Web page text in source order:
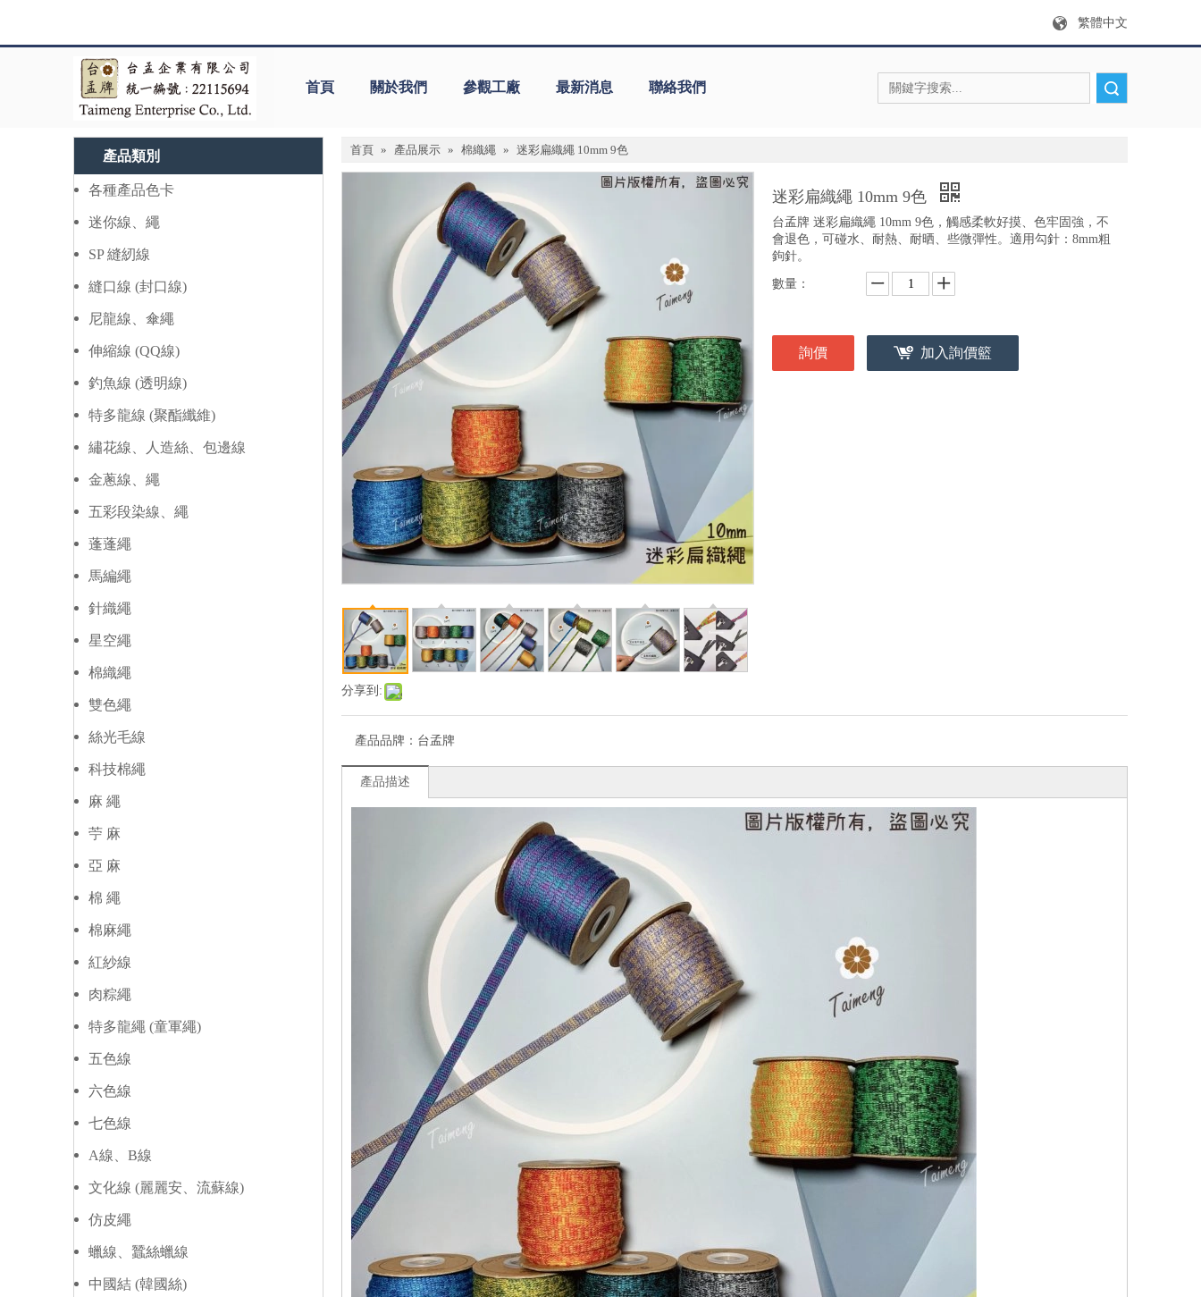
繁體中文
首頁 關於我們 參觀工廠 最新消息 聯絡我們
產品類別
各種產品色卡
迷你線、繩
SP 縫紉線
縫口線 (封口線)
尼龍線、傘繩
伸縮線 (QQ線)
釣魚線 (透明線)
特多龍線 (聚酯纖維)
繡花線、人造絲、包邊線
金蔥線、繩
五彩段染線、繩
蓬蓬繩
馬編繩
針織繩
星空繩
棉織繩
雙色繩
絲光毛線
科技棉繩
麻 繩
苧 麻
亞 麻
棉 繩
棉麻繩
紅紗線
肉粽繩
特多龍繩 (童軍繩)
五色線
六色線
七色線
A線、B線
文化線 (麗麗安、流蘇線)
仿皮繩
蠟線、蠶絲蠟線
中國結 (韓國絲)
首頁 » 產品展示 » 棉織繩 » 迷彩扁織繩 10mm 9色
分享到:
迷彩扁織繩 10mm 9色
台孟牌 迷彩扁織繩 10mm 9色，觸感柔軟好摸、色牢固強，不
會退色，可碰水、耐熱、耐晒、些微彈性。適用勾針：8mm粗
鉤針。
數量：
詢價 加入詢價籃
產品品牌： 台孟牌
產品描述